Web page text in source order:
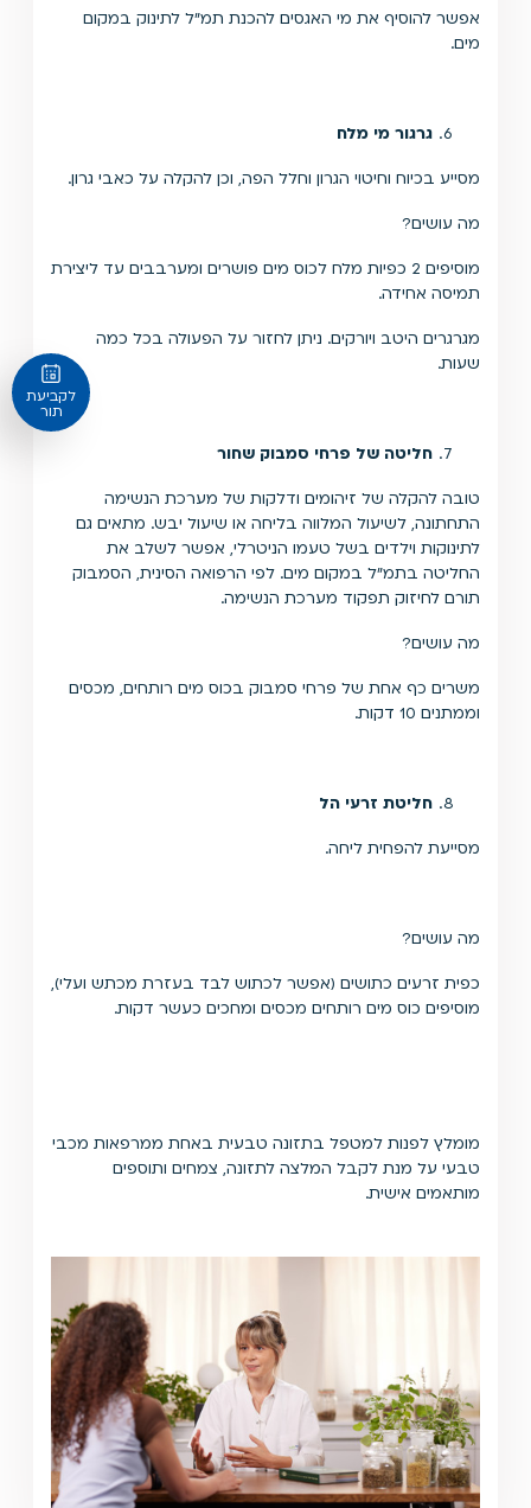
לקביעת
תור
אפשר להוסיף את מי האגסים להכנת תמ"ל לתינוק במקום
מים.
גרגור מי מלח
מסייע בכיוח וחיטוי הגרון וחלל הפה, וכן להקלה על כאבי גרון.
מה עושים?
מוסיפים 2 כפיות מלח לכוס מים פושרים ומערבבים עד ליצירת
תמיסה אחידה.
מגרגרים היטב ויורקים. ניתן לחזור על הפעולה בכל כמה
שעות.
חליטה של פרחי סמבוק שחור
טובה להקלה של זיהומים ודלקות של מערכת הנשימה
התחתונה, לשיעול המלווה בליחה או שיעול יבש. מתאים גם
לתינוקות וילדים בשל טעמו הניטרלי, אפשר לשלב את
החליטה בתמ"ל במקום מים. לפי הרפואה הסינית, הסמבוק
תורם לחיזוק תפקוד מערכת הנשימה.
מה עושים?
משרים כף אחת של פרחי סמבוק בכוס מים רותחים, מכסים
וממתנים 10 דקות.
חליטת זרעי הל
מסייעת להפחית ליחה.
מה עושים?
כפית זרעים כתושים (אפשר לכתוש לבד בעזרת מכתש ועלי),
מוסיפים כוס מים רותחים מכסים ומחכים כעשר דקות.
מומלץ לפנות למטפל בתזונה טבעית באחת ממרפאות מכבי
טבעי על מנת לקבל המלצה לתזונה, צמחים ותוספים
מותאמים אישית.